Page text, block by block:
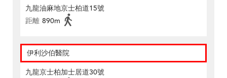
九龍油麻地京士柏道15號
距離 890m
伊利沙伯醫院
九龍京士柏加士居道30號